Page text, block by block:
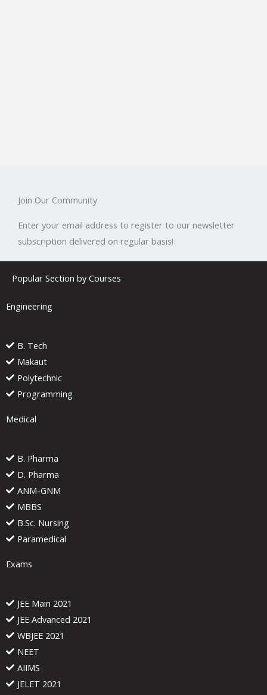
Join Our Community
Enter your email address to register to our newsletter
subscription delivered on regular basis!
Popular Section by Courses
Engineering
B. Tech
Makaut
Polytechnic
Programming
Medical
B. Pharma
D. Pharma
ANM-GNM
MBBS
B.Sc. Nursing
Paramedical
Exams
JEE Main 2021
JEE Advanced 2021
WBJEE 2021
NEET
AIIMS
JELET 2021